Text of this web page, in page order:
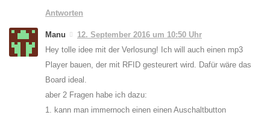
Antworten
Manu
12. September 2016 um 10:50 Uhr
Hey tolle idee mit der Verlosung! Ich will auch einen mp3
Player bauen, der mit RFID gesteurert wird. Dafür wäre das
Board ideal.
aber 2 Fragen habe ich dazu:
1. kann man immernoch einen einen Auschaltbutton